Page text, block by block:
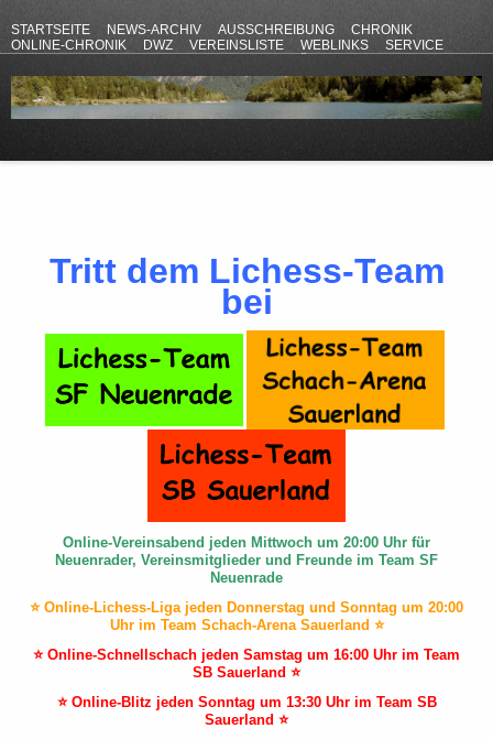
STARTSEITE NEWS-ARCHIV AUSSCHREIBUNG
CHRONIK
ONLINE-CHRONIK
DWZ VEREINSLISTE WEBLINKS
SERVICE
Tritt dem Lichess-Team
bei
Online-Vereinsabend jeden Mittwoch um 20:00 Uhr für
Neuenrader, Vereinsmitglieder und Freunde im Team SF
Neuenrade
⭐ Online-Lichess-Liga jeden Donnerstag und Sonntag um 20:00
Uhr im Team Schach-Arena Sauerland ⭐
⭐ Online-Schnellschach jeden Samstag um 16:00 Uhr im Team
SB Sauerland ⭐
⭐ Online-Blitz jeden Sonntag um 13:30 Uhr im Team SB
Sauerland ⭐